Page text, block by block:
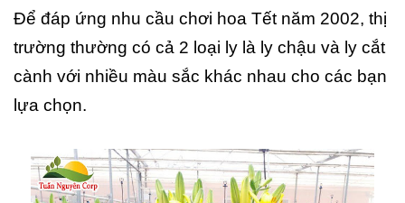
Để đáp ứng nhu cầu chơi hoa Tết năm 2002, thị
trường thường có cả 2 loại ly là ly chậu và ly cắt
cành với nhiều màu sắc khác nhau cho các bạn
lựa chọn.